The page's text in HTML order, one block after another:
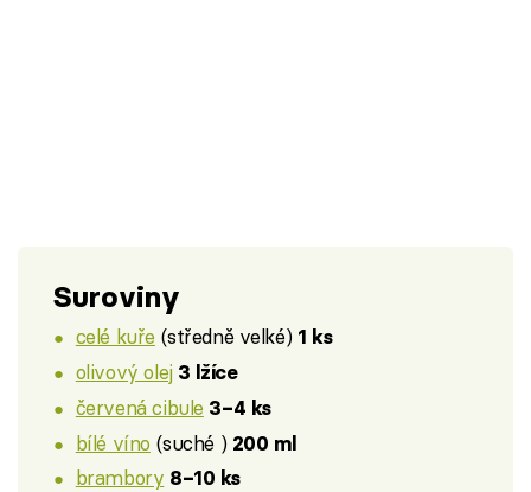
Suroviny
celé kuře (středně velké) 1 ks
olivový olej 3 lžíce
červená cibule 3–4 ks
bílé víno (suché ) 200 ml
brambory 8–10 ks